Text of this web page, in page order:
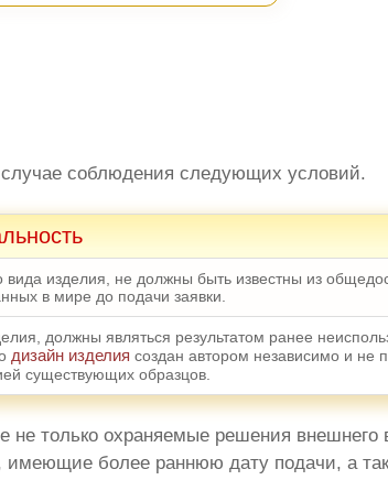
соблюдения следующих условий.
изделия, не должны быть известны из
в мире до подачи заявки.
должны являться результатом ранее
дизайн изделия создан автором независимо и не
существующих образцов.
не только охраняемые решения внешнего
имеющие более раннюю дату подачи, а